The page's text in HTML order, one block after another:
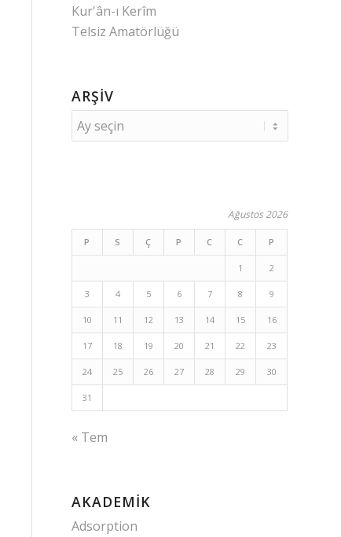
Kur'ân-ı Kerîm
Telsiz Amatörlüğü
ARŞIV
Ağustos 2026
P S Ç P C C P
1 2
3 4 5 6 7 8 9
10 11 12 13 14 15 16
17 18 19 20 21 22 23
24 25 26 27 28 29 30
31
« Tem
AKADEMIK
Adsorption